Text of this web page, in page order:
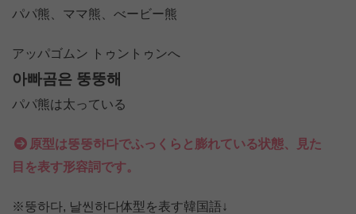
パパ熊、ママ熊、べービー熊
アッパゴムン トゥントゥンへ
아빠곰은 뚱뚱해
パパ熊は太っている
原型は뚱뚱하다でふっくらと膨れている状態、見た
目を表す形容詞です。
※뚱하다, 날씬하다体型を表す韓国語↓